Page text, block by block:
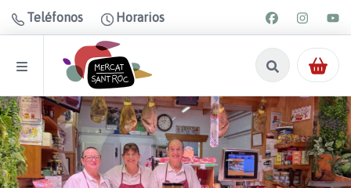
Teléfonos Horarios